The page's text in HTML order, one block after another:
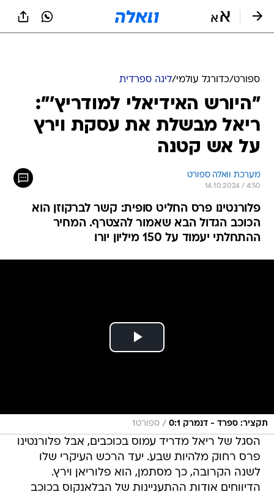
ספורט/כדורגל עולמי/ליגה ספרדית
"היורש האידיאלי למודריץ'":
ריאל מבשלת את עסקת וירץ
על אש קטנה
מערכת וואלה ספורט
14.10.2024 / 4:50
פלורנטינו פרס החליט סופית: קשר לברקוזן הוא
הכוכב הגדול הבא שאמור להצטרף. המחיר
ההתחלתי יעמוד על 150 מיליון יורו
תקציר: ספרד - דנמרק 0:1 / ספורט1
הסגל של ריאל מדריד עמוס בכוכבים, אבל פלורנטינו
פרס רחוק מלהיות שבע. יעד הרכש העיקרי שלו
לשנה הקרובה, כך מסתמן, הוא פלוריאן וירץ.
הדיווחים אודות ההתעניינות של הבלאנקוס בכוכב